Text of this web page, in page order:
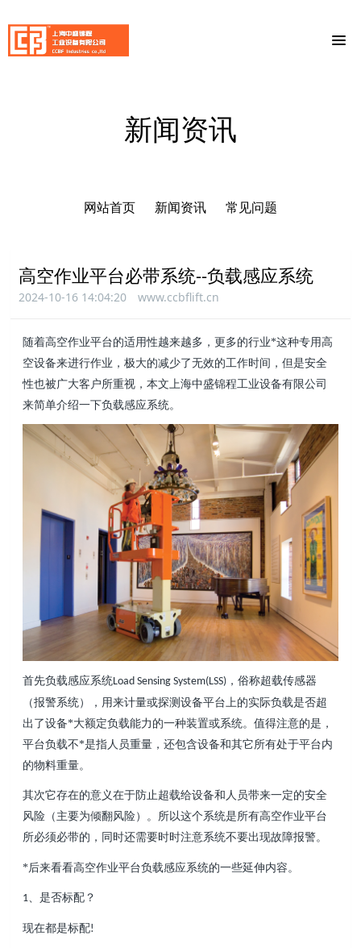
新闻资讯
网站首页 新闻资讯 常见问题
高空作业平台必带系统--负载感应系统
2024-10-16 14:04:20 www.ccbflift.cn
随着高空作业平台的适用性越来越多，更多的行业*这种专用高
空设备来进行作业，极大的减少了无效的工作时间，但是安全
性也被广大客户所重视，本文上海中盛锦程工业设备有限公司
来简单介绍一下负载感应系统。
首先负载感应系统Load Sensing System(LSS) ，俗称超载传感器
（报警系统），用来计量或探测设备平台上的实际负载是否超
出了设备*大额定负载能力的一种装置或系统。值得注意的是，
平台负载不*是指人员重量，还包含设备和其它所有处于平台内
的物料重量。
其次它存在的意义在于防止超载给设备和人员带来一定的安全
风险（主要为倾翻风险）。 所以这个系统是所有高空作业平台
所必须必带的，同时还需要时时注意系统不要出现故障报警。
*后来看看高空作业平台负载感应系统的一些延伸内容。
1 、是否标配？
现在都是标配!